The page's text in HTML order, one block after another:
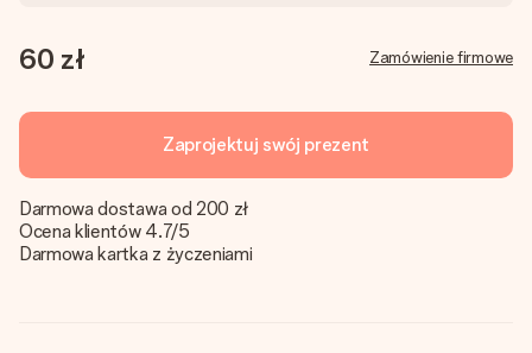
60 zł Zamówienie firmowe
Zaprojektuj swój prezent
Darmowa dostawa od 200 zł
Ocena klientów 4.7/5
Darmowa kartka z życzeniami